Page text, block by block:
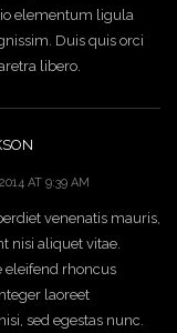
elementum ligula
Duis quis orci
libero.
AT 9:39 AM
venenatis mauris,
nisi aliquet vitae.
eleifend rhoncus
laoreet
sed egestas nunc.